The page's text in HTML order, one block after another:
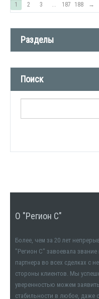
1 2 3 ... 187 188 →
Разделы
Новости компании (509)
СМИ о нас (1)
Поиск
О "Регион С"
Более, чем за 20 лет
"Регион С" завоевала
партнера во всех сделках с
стороны клиентов. Мы
уверенностью можем
стабильности в любое, даже